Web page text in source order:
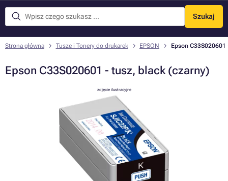
Szukaj
Menu
Strona główna Tusze i Tonery do drukarek EPSON Epson
Epson C33S020601 - tusz, black (czarny)
zdjęcie ilustracyjne